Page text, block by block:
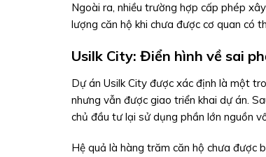
Ngoài ra, nhiều trường hợp cấp phép
lượng căn hộ khi chưa được cơ quan có
Usilk City: Điển hình về sai
Dự án Usilk City được xác định là một
nhưng vẫn được giao triển khai dự án.
chủ đầu tư lại sử dụng phần lớn nguồn
Hệ quả là hàng trăm căn hộ chưa được